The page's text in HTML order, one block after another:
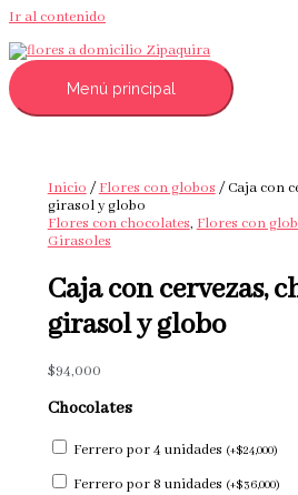
Ir al contenido
Menú principal
Inicio/Flores con globos/ Caja con
girasol y globo
Flores con chocolates,Flores con
Girasoles
Caja con cervezas,
girasol y globo
$94,000
Chocolates
Ferrero por 4 unidades (+$24,000)
Ferrero por 8 unidades (+$36,000)